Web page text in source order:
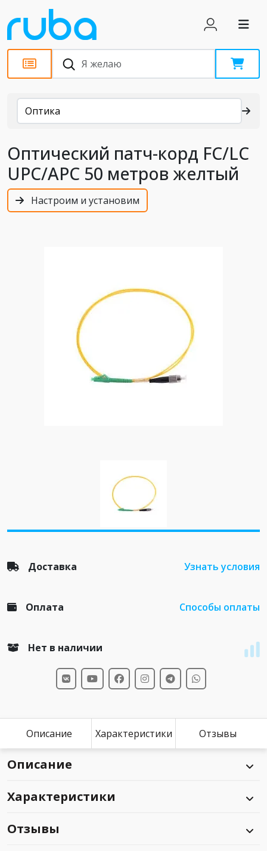
Каталог
Оптика
Оптический патч-корд FC/LC
UPC/APC 50 метров желтый
Настроим и установим
Доставка Узнать условия
Оплата Способы оплаты
Нет в наличии
Описание Характеристики Отзывы
Описание
Характеристики
Отзывы